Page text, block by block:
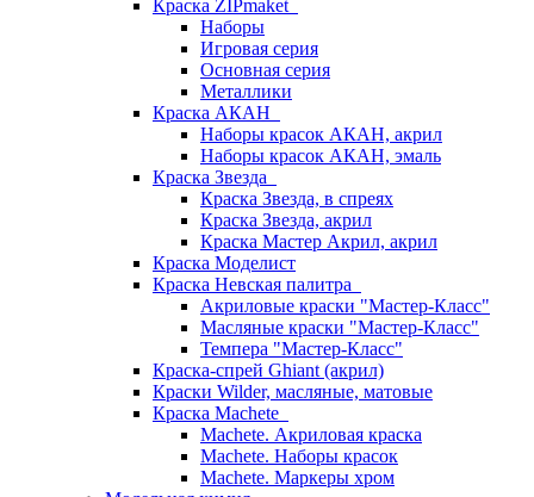
Краска ZIPmaket
Наборы
Игровая серия
Основная серия
Металлики
Краска АКАН
Наборы красок АКАН, акрил
Наборы красок АКАН, эмаль
Краска Звезда
Краска Звезда, в спреях
Краска Звезда, акрил
Краска Мастер Акрил, акрил
Краска Моделист
Краска Невская палитра
Акриловые краски "Мастер-Класс"
Масляные краски "Мастер-Класс"
Темпера "Мастер-Класс"
Краска-спрей Ghiant (акрил)
Краски Wilder, масляные, матовые
Краска Machete
Machete. Акриловая краска
Machete. Наборы красок
Machete. Маркеры хром